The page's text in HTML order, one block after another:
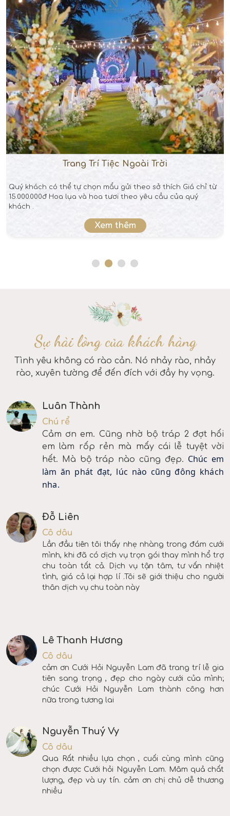
Trang Trí Tiệc Ngoài Trời
Quý khách có thể tự chọn mẩu gửi theo sở thích Giá chỉ từ
15.000.000đ Hoa lụa và hoa tươi theo yêu cầu của quý
khách .
Xem thêm
Sự hài lòng của khách hàng
Tình yêu không có rào cản. Nó nhảy rào, nhảy
rào, xuyên tường để đến đích với đầy hy vọng.
Luân Thành
Chú rể
Cảm ơn em. Cũng nhờ bộ tráp 2 đợt hối
em làm rốp rẻn mà mấy cái lễ tuyệt vời
hết. Mà bộ tráp nào cũng đẹp. Chúc em
làm ăn phát đạt, lúc nào cũng đông khách
nha.
Đỗ Liên
Cô dâu
Lần đầu tiên tôi thấy nhẹ nhàng trong đám cưới
mình, khi đã có dịch vụ trọn gói thay mình hổ trợ
chu toàn tất cả. Dịch vụ tận tâm, tư vấn nhiệt
tình, giá cả lại hợp lí .Tôi sẽ giới thiệu cho người
thân dịch vụ chu toàn này
Lê Thanh Hương
Cô dâu
cảm ơn Cưới Hỏi Nguyễn Lam đã trang trí lễ gia
tiên sang trọng , đẹp cho ngày cưới của mình;
chúc Cưới Hỏi Nguyễn Lam thành công hơn
nữa trong tương lai
Nguyễn Thuý Vy
Cô dâu
Qua Rất nhiều lựa chọn , cuối cùng mình cũng
chọn được Cưới hỏi Nguyễn Lam. Mâm quả chất
lượng, đẹp và uy tín. cảm ơn chị chủ dễ thương
nhiều